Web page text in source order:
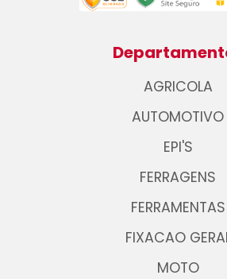
AGRICOLA
AUTOMOTIVO
EPI'S
FERRAGENS
FERRAMENTAS
FIXACAO
MOTO